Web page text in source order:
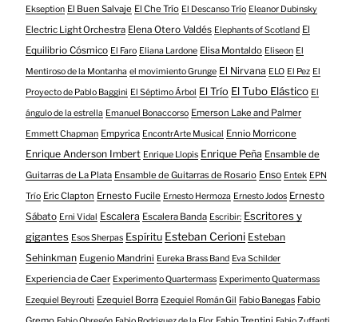
Ekseption El Buen Salvaje El Che Trío El Descanso Trío Eleanor Dubinsky
Electric Light Orchestra Elena Otero Valdés Elephants of Scotland El
Equilibrio Cósmico El Faro Eliana Lardone Elisa Montaldo Eliseon El
Mentiroso de la Montanha el movimiento Grunge El Nirvana ELO El Pez El
Proyecto de Pablo Baggini El Séptimo Árbol El Trío El Tubo Elástico El
ángulo de la estrella Emanuel Bonaccorso Emerson Lake and Palmer
Emmett Chapman Empyrica EncontrArte Musical Ennio Morricone
Enrique Anderson Imbert Enrique Llopis Enrique Peña Ensamble de
Guitarras de La Plata Ensamble de Guitarras de Rosario Enso Entek EPN
Trío Eric Clapton Ernesto Fucile Ernesto Hermoza Ernesto Jodos Ernesto
Sábato Erni Vidal Escalera Escalera Banda Escribir: Escritores y
gigantes Esos Sherpas Espíritu Esteban Cerioni Esteban
Sehinkman Eugenio Mandrini Eureka Brass Band Eva Schilder
Experiencia de Caer Experimento Quartermass Experimento Quatermass
Ezequiel Beyrouti Ezequiel Borra Ezequiel Román Gil Fabio Banegas Fabio